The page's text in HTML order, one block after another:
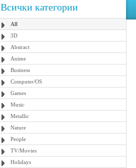
Всички категории
All
3D
Abstract
Anime
Business
Computer/OS
Games
Music
Metallic
Nature
People
TV/Movies
Holidays